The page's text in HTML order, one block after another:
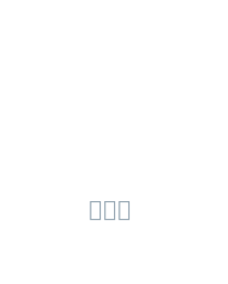
